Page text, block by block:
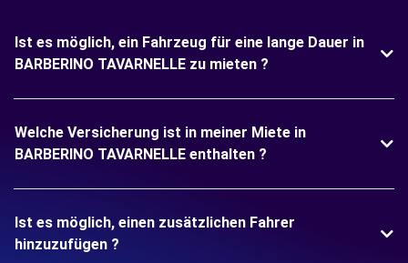
Ist es möglich, ein Fahrzeug für eine lange Dauer in
BARBERINO TAVARNELLE zu mieten ?
Welche Versicherung ist in meiner Miete in
BARBERINO TAVARNELLE enthalten ?
Ist es möglich, einen zusätzlichen Fahrer
hinzuzufügen ?